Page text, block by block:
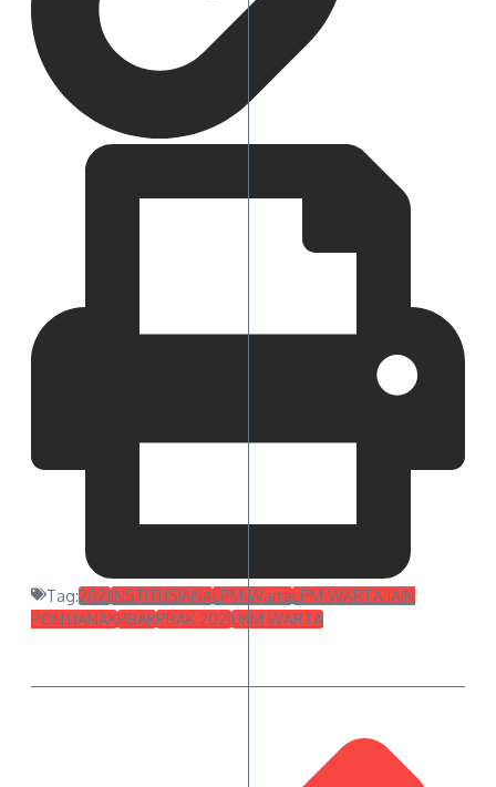
Tag:2021INSTITUSIANALPM WartaLPM WARTA IAIN
PONTIANAKPBAKPBAK 2021UKM WARTA